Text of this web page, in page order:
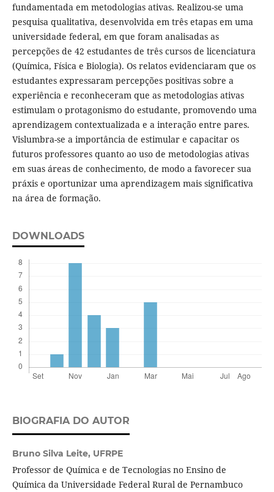
fundamentada em metodologias ativas. Realizou-se uma
pesquisa qualitativa, desenvolvida em três etapas em uma
universidade federal, em que foram analisadas as
percepções de 42 estudantes de três cursos de licenciatura
(Química, Física e Biologia). Os relatos evidenciaram que os
estudantes expressaram percepções positivas sobre a
experiência e reconheceram que as metodologias ativas
estimulam o protagonismo do estudante, promovendo uma
aprendizagem contextualizada e a interação entre pares.
Vislumbra-se a importância de estimular e capacitar os
futuros professores quanto ao uso de metodologias ativas
em suas áreas de conhecimento, de modo a favorecer sua
práxis e oportunizar uma aprendizagem mais significativa
na área de formação.
DOWNLOADS
BIOGRAFIA DO AUTOR
Bruno Silva Leite, UFRPE
Professor de Química e de Tecnologias no Ensino de
Química da Universidade Federal Rural de Pernambuco